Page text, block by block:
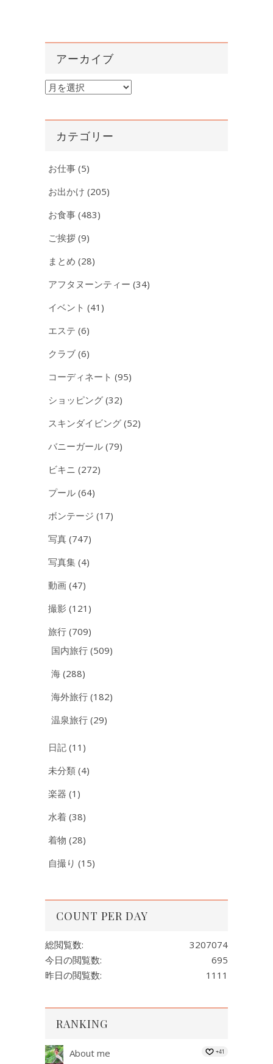
アーカイブ
ア
カ
カテゴリー
お仕事 (5)
お出かけ (205)
お食事 (483)
ご挨拶 (9)
まとめ (28)
アフタヌーンティー (34)
イベント (41)
エステ (6)
クラブ (6)
コーディネート (95)
ショッピング (32)
スキンダイビング (52)
バニーガール (79)
ビキニ (272)
プール (64)
ボンテージ (17)
写真 (747)
写真集 (4)
動画 (47)
撮影 (121)
旅行 (709)
国内旅行 (509)
海 (288)
海外旅行 (182)
温泉旅行 (29)
日記 (11)
未分類 (4)
楽器 (1)
水着 (38)
着物 (28)
自撮り (15)
COUNT PER DAY
3207074
総閲覧数:
695
今日の閲覧数:
1111
昨日の閲覧数:
RANKING
About me +41